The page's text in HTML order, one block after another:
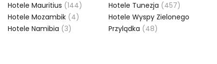
Hotele Mauritius (144)
Hotele Mozambik (4)
Hotele Namibia (3)
Hotele Tunezja (457)
Hotele Wyspy Zielonego
Przylądka (48)